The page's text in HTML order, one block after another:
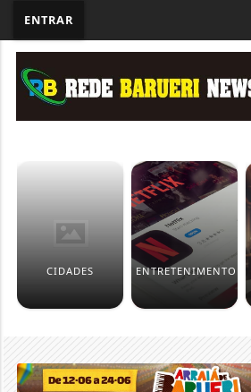
ENTRAR
CIDADES ENTRETENIMENTO